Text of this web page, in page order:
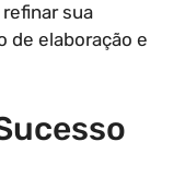
sua
de elaboração e